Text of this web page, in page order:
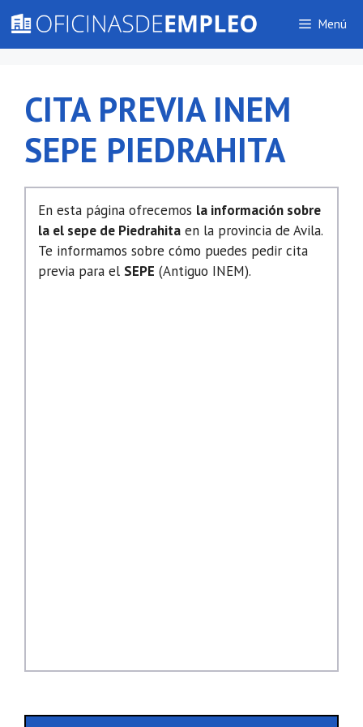
contenido
Menú
CITA PREVIA INEM
SEPE PIEDRAHITA
En esta página ofrecemos la información sobre
la el sepe de Piedrahita en la provincia de Avila.
Te informamos sobre cómo puedes pedir cita
previa para el SEPE (Antiguo INEM).